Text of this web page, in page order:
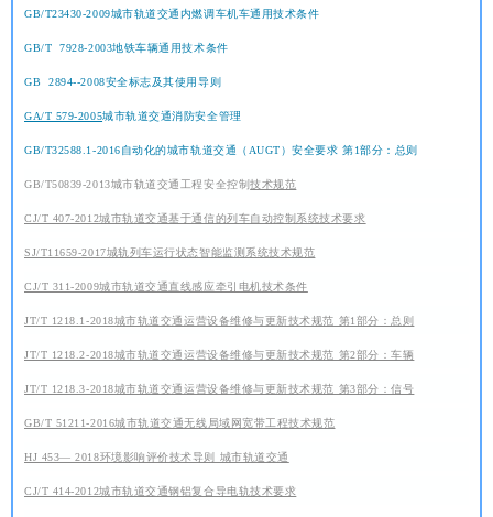
GB/T23430-2009城市轨道交通内燃调车机车通用技术条件
GB/T 7928-2003地铁车辆通用技术条件
GB 2894--2008安全标志及其使用导则
GA/T 579-2005城市轨道交通消防安全管理
GB/T32588.1-2016自动化的城市轨道交通（AUGT）安全要求 第1部分：总则
GB/T50839-2013城市轨道交通工程安全控制技术规范
CJ/T 407-2012城市轨道交通基于通信的列车自动控制系统技术要求
SJ/T11659-2017城轨列车运行状态智能监测系统技术规范
CJ/T 311-2009城市轨道交通直线感应牵引电机技术条件
JT/T 1218.1-2018城市轨道交通运营设备维修与更新技术规范 第1部分：总则
JT/T 1218.2-2018城市轨道交通运营设备维修与更新技术规范 第2部分：车辆
JT/T 1218.3-2018城市轨道交通运营设备维修与更新技术规范 第3部分：信号
GB/T 51211-2016城市轨道交通无线局域网宽带工程技术规范
HJ 453— 2018环境影响评价技术导则 城市轨道交通
CJ/T 414-2012城市轨道交通钢铝复合导电轨技术要求